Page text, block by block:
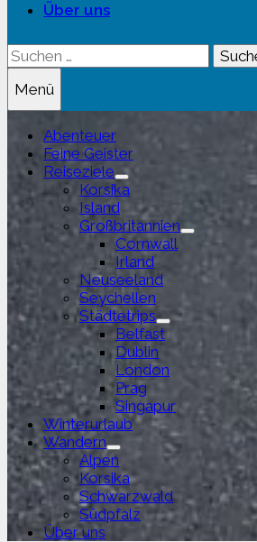
Über uns
Suchen
nach:
Menü
Abenteuer
Feine Geister
Reiseziele
Untermenü
anzeigen
Korsika
Island
Großbritannien
Untermenü
Cornwall
Irland
Neuseeland
Seychellen
Städtetrips
Untermenü
anzeigen
Belfast
Dublin
London
Prag
Singapur
Winterurlaub
Wandern
Untermenü
anzeigen
Alpen
Korsika
Schwarzwald
Südpfalz
Über uns